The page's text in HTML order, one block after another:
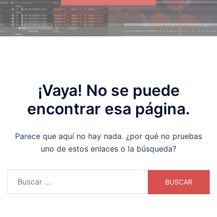
¡Vaya! No se puede
encontrar esa página.
Parece que aquí no hay nada. ¿por qué no pruebas
uno de estos enlaces o la búsqueda?